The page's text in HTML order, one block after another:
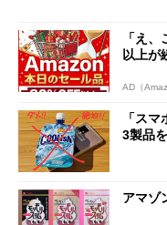
「え
以上が
AD（
「ス
3製品
アマゾ